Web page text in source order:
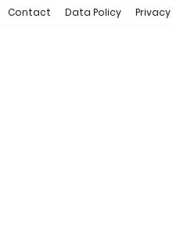
Privacy
Data Policy
Contact